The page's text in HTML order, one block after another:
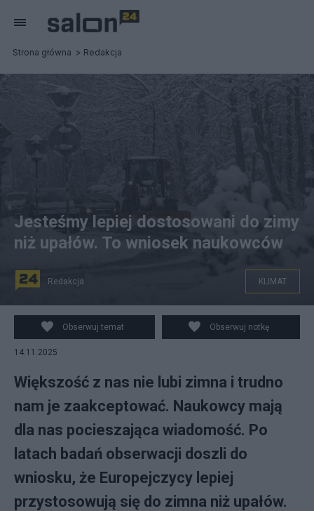
Strona główna Redakcja
Jesteśmy lepiej dostosowani do zimy
niż upałów. To wniosek naukowców
Redakcja KLIMAT
Obserwuj temat Obserwuj notkę
14.11.2025
Większość z nas nie lubi zimna i trudno
nam je zaakceptować. Naukowcy mają
dla nas pocieszająca wiadomość. Po
latach badań obserwacji doszli do
wniosku, że Europejczycy lepiej
przystosowują się do zimna niż upałów.